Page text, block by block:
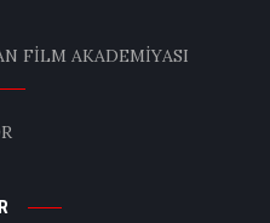
FİLM AKADEMİYASI